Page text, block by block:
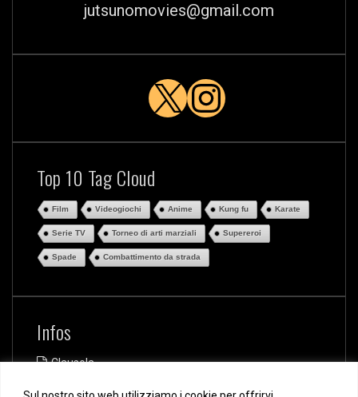
jutsunomovies@gmail.com
X
Top 10 Tag Cloud
Film Videogiochi Anime Kung fu Karate
Serie TV Torneo di arti marziali Supereroi
Spade Combattimento da strada
Infos
Clausola